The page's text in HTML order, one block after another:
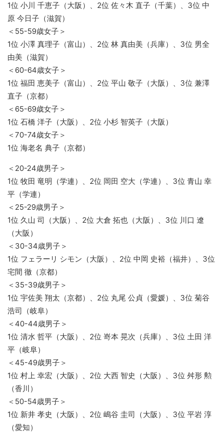
1位 小川 千恵子（大阪）、2位 佐々木 直子（千葉）、3位 中
原 今日子（滋賀）
＜55-59歳女子＞
1位 小澤 真理子（富山）、2位 林 真由美（兵庫）、3位 男全
由美（滋賀）
＜60-64歳女子＞
1位 福田 恵美子（富山）、2位 平山 敬子（大阪）、3位 兼澤
直子（京都）
＜65-69歳女子＞
1位 石橋 洋子（大阪）、2位 小杉 智英子（大阪）
＜70-74歳女子＞
1位 海老名 典子（京都）
＜20-24歳男子＞
1位 牧田 竜明（学連）、2位 岡田 空大（学連）、3位 青山 幸
平（学連）
＜25-29歳男子＞
1位 久山 司（大阪）、2位 大倉 拓也（大阪）、3位 川口 遼
（大阪）
＜30-34歳男子＞
1位 フェラーリ シモン（大阪）、2位 中岡 史裕（福井）、3位
宅間 徹（京都）
＜35-39歳男子＞
1位 宇佐美 翔太（京都）、2位 丸尾 公貞（愛媛）、3位 菊谷
浩司（岐阜）
＜40-44歳男子＞
1位 清水 哲平（大阪）、2位 嵜本 晃次（兵庫）、3位 土田 洋
平（岐阜）
＜45-49歳男子＞
1位 村上 幸宏（大阪）、2位 大西 智史（大阪）、3位 舛形 勲
（香川）
＜50-54歳男子＞
1位 新井 孝史（大阪）、2位 嶋谷 圭司（大阪）、3位 平岩 淳
（愛知）